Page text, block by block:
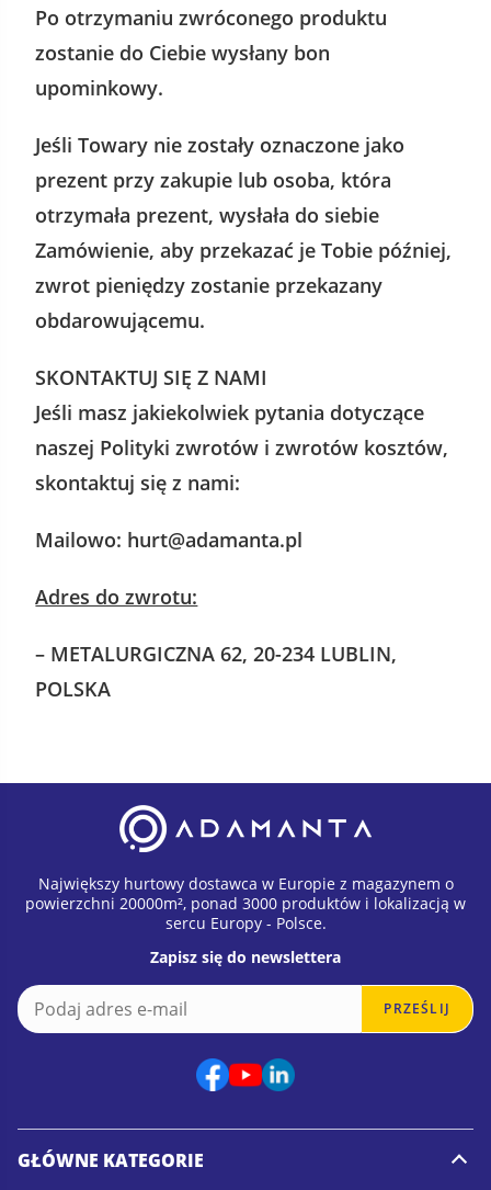
Po otrzymaniu zwróconego produktu
zostanie do Ciebie wysłany bon
upominkowy.
Jeśli Towary nie zostały oznaczone jako
prezent przy zakupie lub osoba, która
otrzymała prezent, wysłała do siebie
Zamówienie, aby przekazać je Tobie później,
zwrot pieniędzy zostanie przekazany
obdarowującemu.
SKONTAKTUJ SIĘ Z NAMI
Jeśli masz jakiekolwiek pytania dotyczące
naszej Polityki zwrotów i zwrotów kosztów,
skontaktuj się z nami:
Mailowo: hurt@adamanta.pl
Adres do zwrotu:
– METALURGICZNA 62, 20-234 LUBLIN,
POLSKA
Największy hurtowy dostawca w Europie z magazynem o
powierzchni 20000m², ponad 3000 produktów i lokalizacją w
sercu Europy - Polsce.
Zapisz się do newslettera
a
m
a
i
E
m
PRZEŚLIJ
GŁÓWNE KATEGORIE